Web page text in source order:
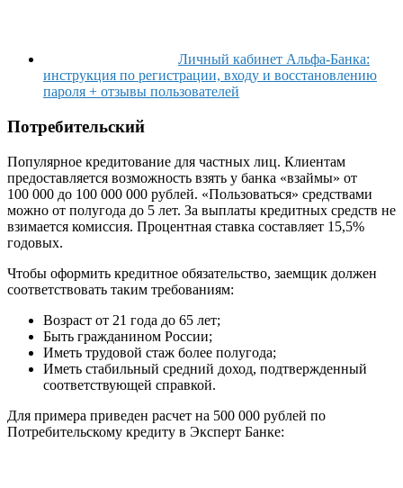
Личный кабинет Альфа-Банка:
инструкция по регистрации, входу и восстановлению
пароля + отзывы пользователей
Потребительский
Популярное кредитование для частных лиц. Клиентам
предоставляется возможность взять у банка «взаймы» от
100 000 до 100 000 000 рублей. «Пользоваться» средствами
можно от полугода до 5 лет. За выплаты кредитных средств не
взимается комиссия. Процентная ставка составляет 15,5%
годовых.
Чтобы оформить кредитное обязательство, заемщик должен
соответствовать таким требованиям:
Возраст от 21 года до 65 лет;
Быть гражданином России;
Иметь трудовой стаж более полугода;
Иметь стабильный средний доход, подтвержденный
соответствующей справкой.
Для примера приведен расчет на 500 000 рублей по
Потребительскому кредиту в Эксперт Банке: